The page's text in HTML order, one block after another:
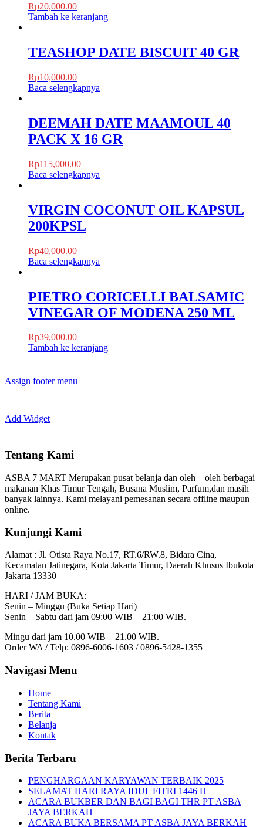
Rp20,000.00
Tambah ke keranjang
TEASHOP DATE BISCUIT 40 GR
Rp10,000.00
Baca selengkapnya
DEEMAH DATE MAAMOUL 40
PACK X 16 GR
Rp115,000.00
Baca selengkapnya
VIRGIN COCONUT OIL KAPSUL
200KPSL
Rp40,000.00
Baca selengkapnya
PIETRO CORICELLI BALSAMIC
VINEGAR OF MODENA 250 ML
Rp39,000.00
Tambah ke keranjang
Assign footer menu
Add Widget
Tentang Kami
ASBA 7 MART Merupakan pusat belanja dan oleh – oleh berbagai
makanan Khas Timur Tengah, Busana Muslim, Parfum,dan masih
banyak lainnya. Kami melayani pemesanan secara offline maupun
online.
Kunjungi Kami
Alamat : Jl. Otista Raya No.17, RT.6/RW.8, Bidara Cina,
Kecamatan Jatinegara, Kota Jakarta Timur, Daerah Khusus Ibukota
Jakarta 13330
HARI / JAM BUKA:
Senin – Minggu (Buka Setiap Hari)
Senin – Sabtu dari jam 09:00 WIB – 21:00 WIB.
Mingu dari jam 10.00 WIB – 21.00 WIB.
Order WA / Telp: 0896-6006-1603 / 0896-5428-1355
Navigasi Menu
Home
Tentang Kami
Berita
Belanja
Kontak
Berita Terbaru
PENGHARGAAN KARYAWAN TERBAIK 2025
SELAMAT HARI RAYA IDUL FITRI 1446 H
ACARA BUKBER DAN BAGI BAGI THR PT ASBA
JAYA BERKAH
ACARA BUKA BERSAMA PT ASBA JAYA BERKAH